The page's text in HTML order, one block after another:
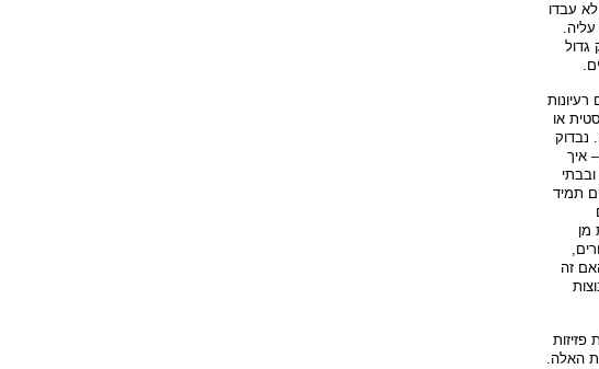
עבדו
או
נבדוק
איך
תמיד
מן
זה
פזיזות
האלה.